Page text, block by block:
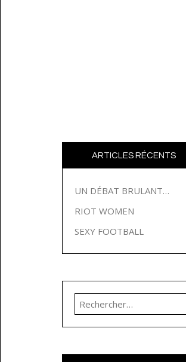
ARTICLES RÉCENTS
UN DÉBAT BRULANT…
RIOT WOMEN
SEXY FOOTBALL
Rechercher :